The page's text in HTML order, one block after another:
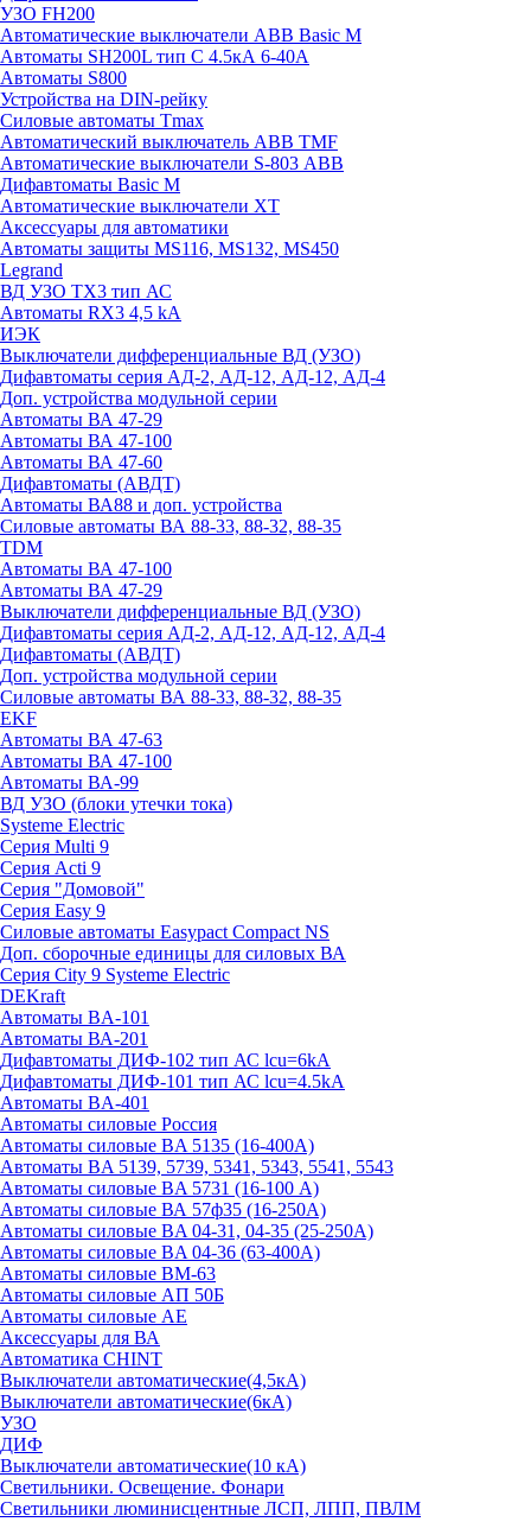
УЗО FH200
Автоматические выключатели ABB Basic M
Автоматы SH200L тип С 4.5кА 6-40А
Автоматы S800
Устройства на DIN-рейку
Силовые автоматы Tmax
Автоматический выключатель ABB TMF
Автоматические выключатели S-803 АВВ
Дифавтоматы Basic M
Автоматические выключатели XT
Аксессуары для автоматики
Автоматы защиты MS116, MS132, MS450
Legrand
ВД УЗО TX3 тип АС
Автоматы RX3 4,5 kA
ИЭК
Выключатели дифференциальные ВД (УЗО)
Дифавтоматы серия АД-2, АД-12, АД-12, АД-4
Доп. устройства модульной серии
Автоматы ВА 47-29
Автоматы ВА 47-100
Автоматы ВА 47-60
Дифавтоматы (АВДТ)
Автоматы ВА88 и доп. устройства
Силовые автоматы ВА 88-33, 88-32, 88-35
TDM
Автоматы ВА 47-100
Автоматы ВА 47-29
Выключатели дифференциальные ВД (УЗО)
Дифавтоматы серия АД-2, АД-12, АД-12, АД-4
Дифавтоматы (АВДТ)
Доп. устройства модульной серии
Силовые автоматы ВА 88-33, 88-32, 88-35
EKF
Автоматы ВА 47-63
Автоматы ВА 47-100
Автоматы ВА-99
ВД УЗО (блоки утечки тока)
Systeme Electric
Серия Multi 9
Серия Acti 9
Серия "Домовой"
Серия Easy 9
Силовые автоматы Easypact Compact NS
Доп. сборочные единицы для силовых ВА
Серия City 9 Systeme Electric
DEKraft
Автоматы BA-101
Автоматы ВА-201
Дифавтоматы ДИФ-102 тип АС lcu=6kA
Дифавтоматы ДИФ-101 тип АС lcu=4.5kA
Автоматы BA-401
Автоматы силовые Россия
Автоматы силовые BA 5135 (16-400А)
Автоматы BA 5139, 5739, 5341, 5343, 5541, 5543
Автоматы силовые BA 5731 (16-100 А)
Автоматы силовые ВА 57ф35 (16-250А)
Автоматы силовые BA 04-31, 04-35 (25-250А)
Автоматы силовые BA 04-36 (63-400А)
Автоматы силовые ВМ-63
Автоматы силовые АП 50Б
Автоматы силовые АЕ
Аксессуары для ВА
Автоматика CHINT
Выключатели автоматические(4,5кА)
Выключатели автоматические(6кА)
УЗО
ДИФ
Выключатели автоматические(10 кА)
Светильники. Освещение. Фонари
Светильники люминисцентные ЛСП, ЛПП, ПВЛМ